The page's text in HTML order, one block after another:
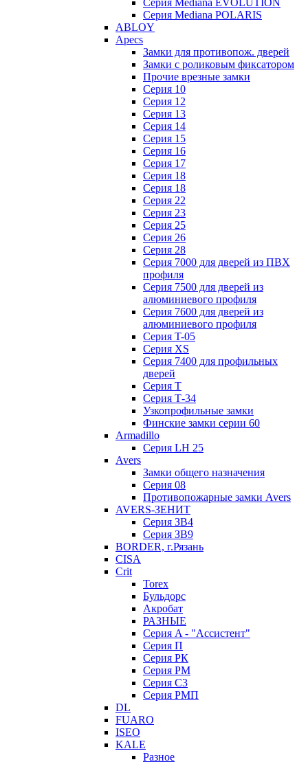
Серия Mediana EVOLUTION
Серия Mediana POLARIS
ABLOY
Apecs
Замки для противопож. дверей
Замки с роликовым фиксатором
Прочие врезные замки
Серия 10
Серия 12
Серия 13
Серия 14
Серия 15
Серия 16
Серия 17
Серия 18
Серия 18
Серия 22
Серия 23
Серия 25
Серия 26
Серия 28
Серия 7000 для дверей из ПВХ
профиля
Серия 7500 для дверей из
алюминиевого профиля
Серия 7600 для дверей из
алюминиевого профиля
Серия T-05
Серия XS
Серия 7400 для профильных
дверей
Серия Т
Серия Т-34
Узкопрофильные замки
Финские замки серии 60
Armadillo
Серия LH 25
Avers
Замки общего назначения
Серия 08
Противопожарные замки Avers
AVERS-ЗЕНИТ
Серия ЗВ4
Серия ЗВ9
BORDER, г.Рязань
CISA
Crit
Torex
Бульдорс
Акробат
РАЗНЫЕ
Серия A - "Ассистент"
Серия П
Серия РК
Серия РМ
Серия С3
Серия РМП
DL
FUARO
ISEO
KALE
Разное